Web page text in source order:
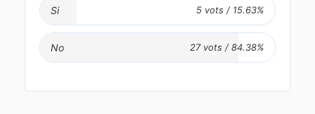
Si
No